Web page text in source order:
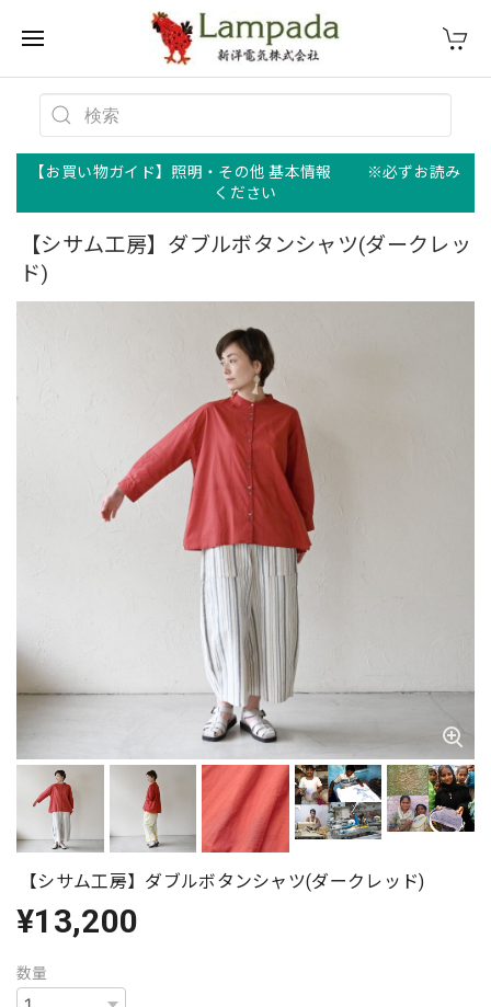
【お買い物ガイド】照明・その他 基本情報 ※必ずお読み
ください
【シサム工房】ダブルボタンシャツ(ダークレッ
ド)
【シサム工房】ダブルボタンシャツ(ダークレッド)
¥13,200
数量